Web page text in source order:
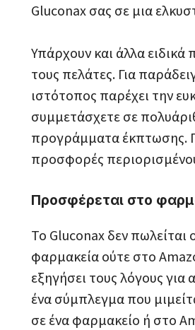
Gluconax σας σε μια
Υπάρχουν και άλλα ειδικά
τους πελάτες. Για
ιστότοπος παρέχει την
συμμετάσχετε σε
προγράμματα έκπτωσης.
προσφορές
Προσφέρεται στο
Το Gluconax δεν πωλείται
φαρμακεία ούτε στο
εξηγήσει τους λόγους για
ένα σύμπλεγμα που
σε ένα φαρμακείο ή στο